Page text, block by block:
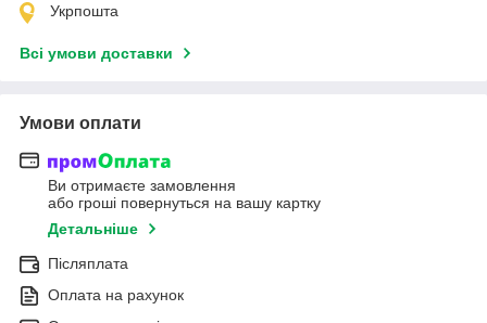
Укрпошта
Всі умови доставки
Умови оплати
Ви отримаєте замовлення
або гроші повернуться на вашу картку
Детальніше
Післяплата
Оплата на рахунок